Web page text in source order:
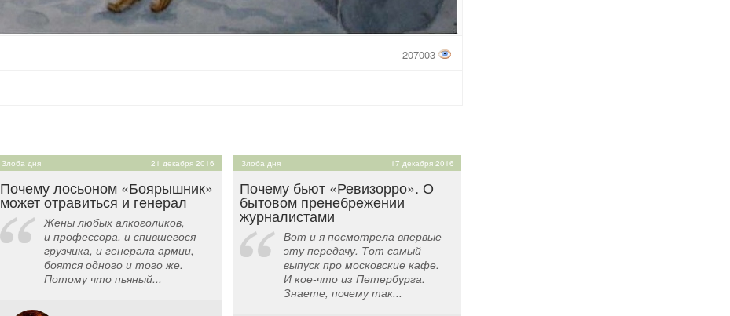
207003
Злоба дня 21 декабря 2016
Почему лосьоном «Боярышник»
может отравиться и генерал
Жены любых алкоголиков,
и профессора, и спившегося
грузчика, и генерала армии,
боятся одного и того же.
Потому что пьяный...
Злоба дня 17 декабря 2016
Почему бьют «Ревизорро». О
бытовом пренебрежении
журналистами
Вот и я посмотрела впервые
эту передачу. Тот самый
выпуск про московские кафе.
И кое-что из Петербурга.
Знаете, почему так...